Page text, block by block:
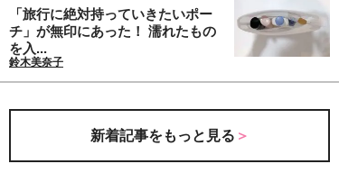
「旅行に絶対持っていきたいポー
チ」が無印にあった！ 濡れたもの
を入...
鈴木美奈子
新着記事をもっと見る